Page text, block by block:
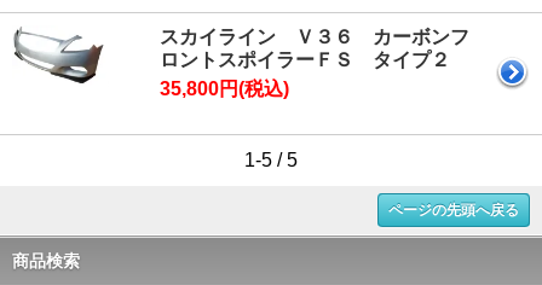
スカイライン Ｖ３６ カーボンフ
ロントスポイラーＦＳ タイプ２
35,800円(税込)
1-5 / 5
ページの先頭へ戻る
商品検索